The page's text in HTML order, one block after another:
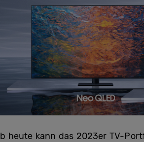
heute kann das 2023er TV-